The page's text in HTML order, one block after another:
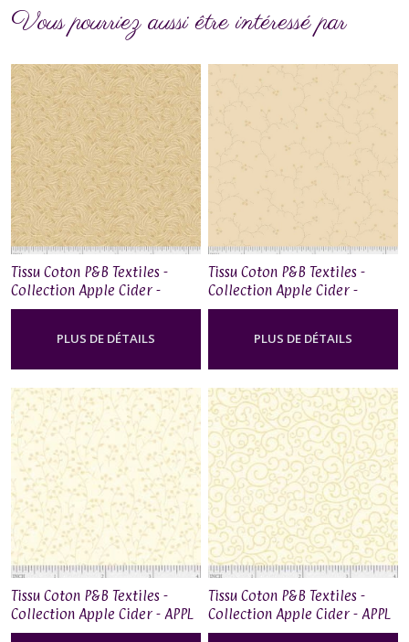
Vous pourriez aussi être intéressé par
Tissu Coton P&B Textiles -
Collection Apple Cider -
AC173128NE
PLUS DE DÉTAILS
Tissu Coton P&B Textiles -
Collection Apple Cider -
AC173133W
PLUS DE DÉTAILS
Tissu Coton P&B Textiles -
Collection Apple Cider - APPL
167W
Tissu Coton P&B Textiles -
Collection Apple Cider - APPL
170W